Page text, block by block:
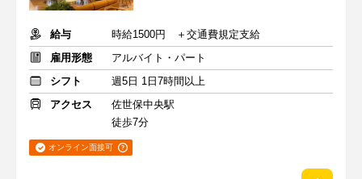
給与
時給1500円 ＋交通費規定支給
雇用形態
アルバイト・パート
シフト
週5日 1日7時間以上
アクセス
佐世保中央駅
徒歩7分
オンライン面接可